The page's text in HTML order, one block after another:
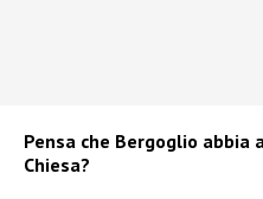
Pensa che Bergoglio
Chiesa?